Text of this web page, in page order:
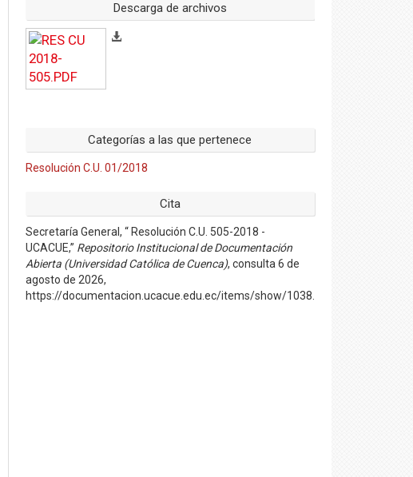
Descarga de archivos
Categorías a las que pertenece
Resolución C.U. 01/2018
Cita
Secretaría General, “ Resolución C.U. 505-2018 -
UCACUE,” Repositorio Institucional de Documentación
Abierta (Universidad Católica de Cuenca), consulta 6 de
agosto de 2026,
https://documentacion.ucacue.edu.ec/items/show/1038.